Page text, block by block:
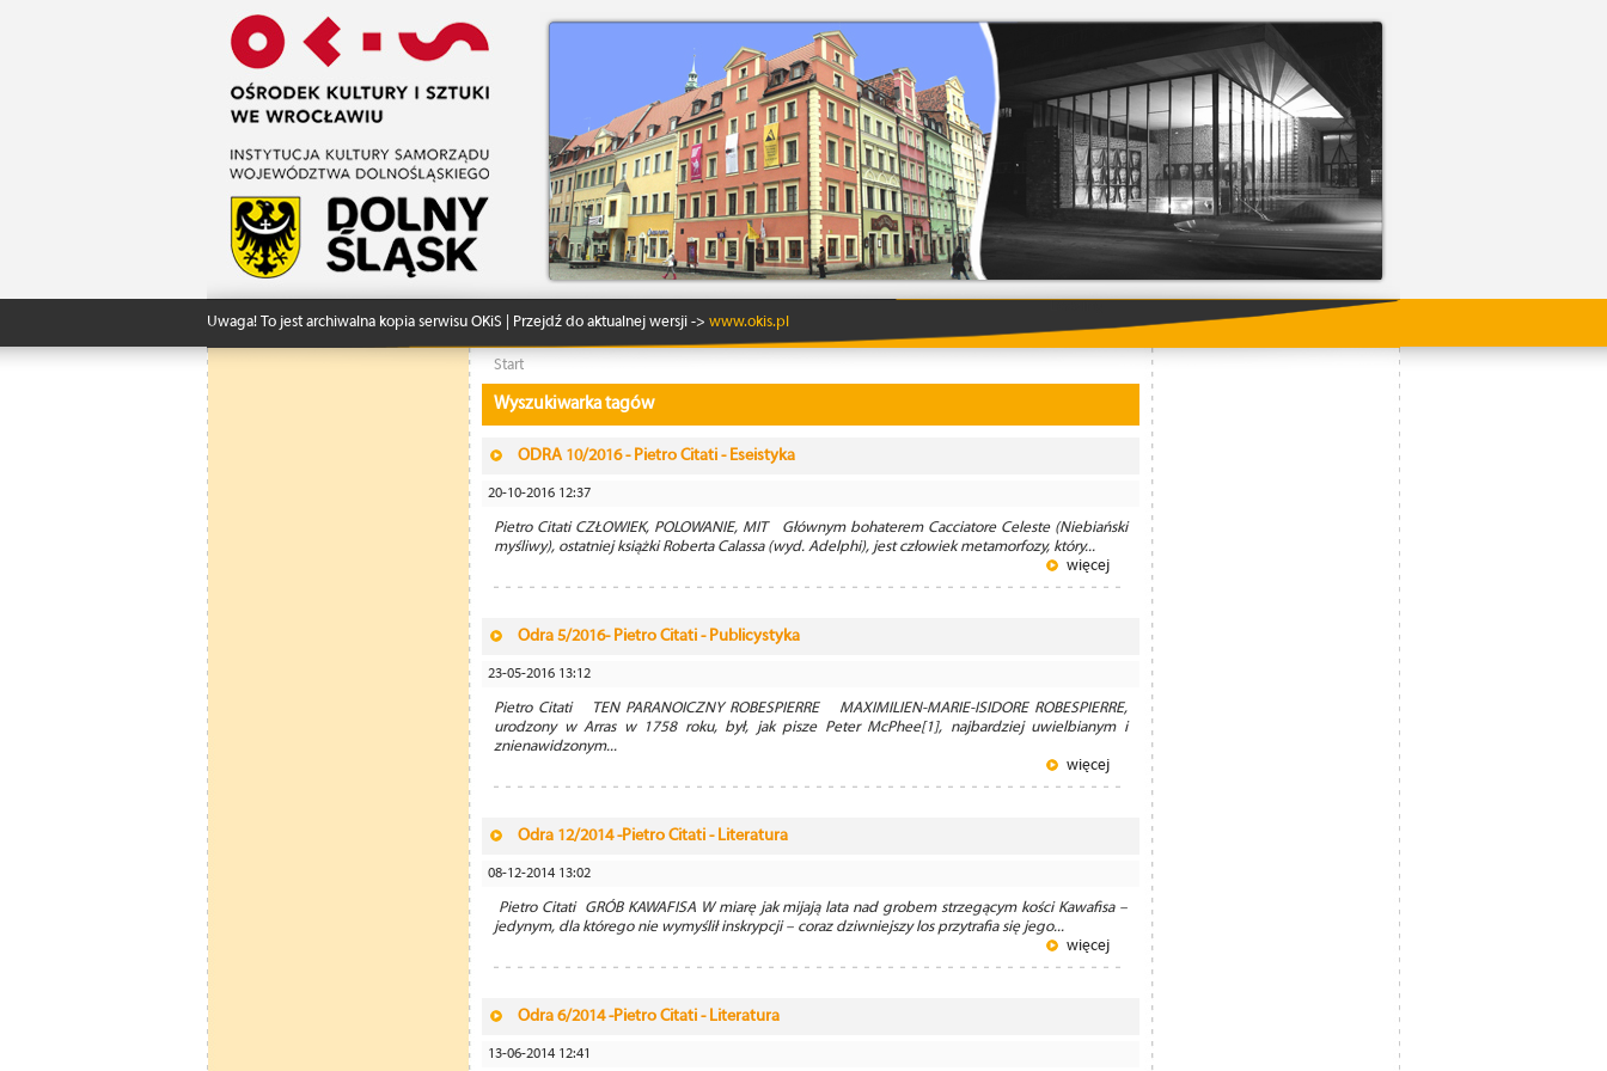
Uwaga! To jest archiwalna kopia serwisu OKiS | Przejdź do aktualnej wersji -> www.okis.pl
Start
Wyszukiwarka tagów
ODRA 10/2016 - Pietro Citati - Eseistyka
20-10-2016 12:37
Pietro Citati CZŁOWIEK, POLOWANIE, MIT Głównym bohaterem Cacciatore Celeste (Niebiański
myśliwy), ostatniej książki Roberta Calassa (wyd. Adelphi), jest człowiek metamorfozy, który...
więcej
Odra 5/2016- Pietro Citati - Publicystyka
23-05-2016 13:12
Pietro Citati TEN PARANOICZNY ROBESPIERRE MAXIMILIEN-MARIE-ISIDORE ROBESPIERRE,
urodzony w Arras w 1758 roku, był, jak pisze Peter McPhee[1], najbardziej uwielbianym i
znienawidzonym...
więcej
Odra 12/2014 -Pietro Citati - Literatura
08-12-2014 13:02
Pietro Citati GRÓB KAWAFISA W miarę jak mijają lata nad grobem strzegącym kości Kawafisa –
jedynym, dla którego nie wymyślił inskrypcji – coraz dziwniejszy los przytrafia się jego...
więcej
Odra 6/2014 -Pietro Citati - Literatura
13-06-2014 12:41